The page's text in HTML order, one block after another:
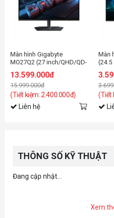
Màn hình Gigabyte
MO27Q2 (27 inch/QHD/QD-
13.599.000đ
15.999.000đ
(Tiết kiệm: 2.400.000đ)
Liên hệ
Màn
(24.5
(Tiết
THÔNG SỐ KỸ THUẬT
Đang cập nhật...
Xem